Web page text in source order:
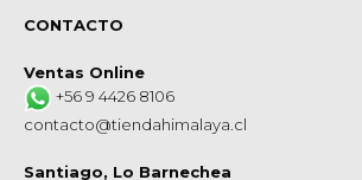
CONTACTO
Ventas Online
+56 9 4426 8106
contacto@tiendahimalaya.cl
Santiago, Lo Barnechea